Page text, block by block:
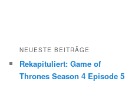
NEUESTE BEITRÄGE
Rekapituliert: Game of
Thrones Season 4 Episode 5